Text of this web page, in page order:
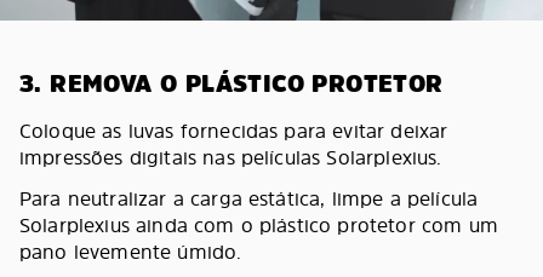
3. REMOVA O PLÁSTICO PROTETOR
Coloque as luvas fornecidas para evitar deixar
impressões digitais nas películas Solarplexius.
Para neutralizar a carga estática, limpe a película
Solarplexius ainda com o plástico protetor com um
pano levemente úmido.